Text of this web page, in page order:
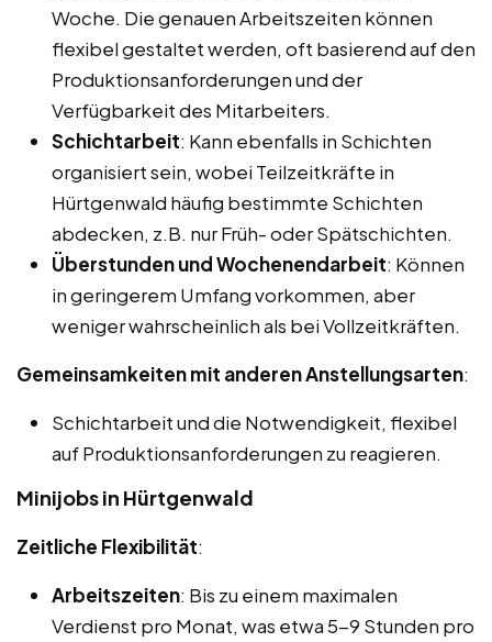
Woche. Die genauen Arbeitszeiten können
flexibel gestaltet werden, oft basierend auf den
Produktionsanforderungen und der
Verfügbarkeit des Mitarbeiters.
Schichtarbeit: Kann ebenfalls in Schichten
organisiert sein, wobei Teilzeitkräfte in
Hürtgenwald häufig bestimmte Schichten
abdecken, z.B. nur Früh- oder Spätschichten.
Überstunden und Wochenendarbeit: Können
in geringerem Umfang vorkommen, aber
weniger wahrscheinlich als bei Vollzeitkräften.
Gemeinsamkeiten mit anderen Anstellungsarten:
Schichtarbeit und die Notwendigkeit, flexibel
auf Produktionsanforderungen zu reagieren.
Minijobs in Hürtgenwald
Zeitliche Flexibilität:
Arbeitszeiten: Bis zu einem maximalen
Verdienst pro Monat, was etwa 5-9 Stunden pro